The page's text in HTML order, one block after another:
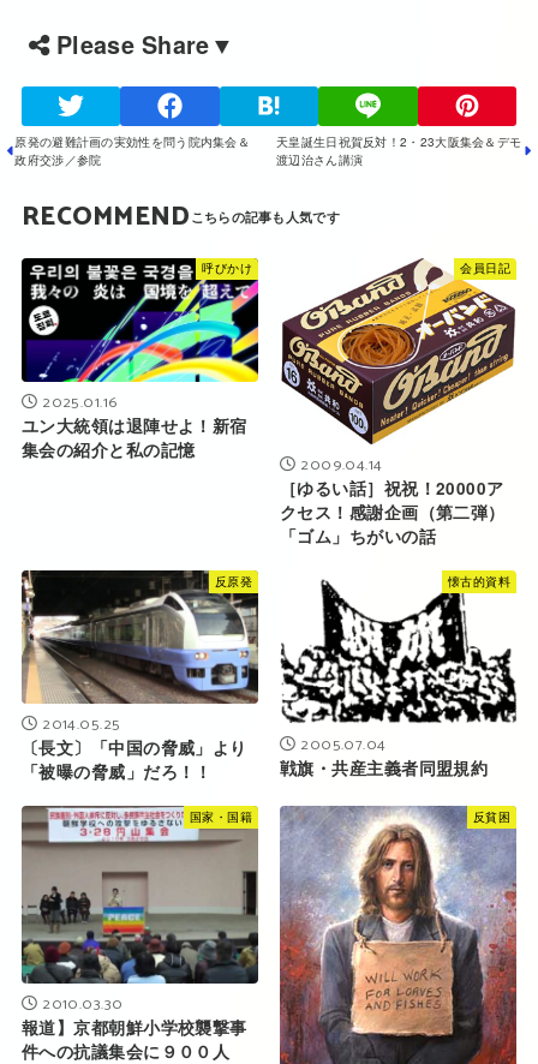
Please Share▼
天皇誕生日祝賀反対！2・23大阪集会＆デモ
渡辺治さん講演
原発の避難計画の実効性を問う院内集会＆
政府交渉／参院
RECOMMEND
呼びかけ
2025.01.16
ユン大統領は退陣せよ！新宿
集会の紹介と私の記憶
会員日記
2009.04.14
［ゆるい話］祝祝！20000ア
クセス！感謝企画（第二弾）
「ゴム」ちがいの話
反原発
2014.05.25
〔長文〕「中国の脅威」より
「被曝の脅威」だろ！！
懐古的資料
2005.07.04
戦旗・共産主義者同盟規約
国家・国籍
2010.03.30
報道】京都朝鮮小学校襲撃事
件への抗議集会に９００人
反貧困